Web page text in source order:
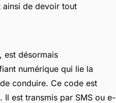
ainsi de devoir tout
est désormais
numérique qui lie la
conduire. Ce code est
est transmis par SMS ou e-